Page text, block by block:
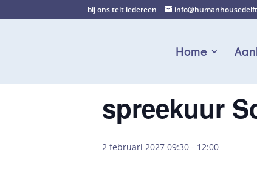
bij ons telt iedereen
Home
spreekuur
2 februari 2027 09:30 - 12:00